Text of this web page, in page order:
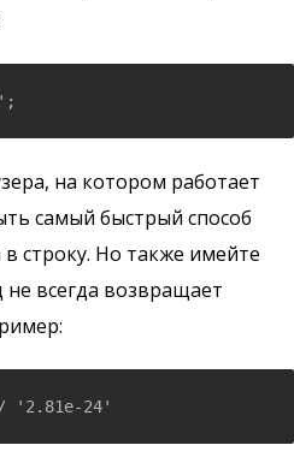
на котором работает
самый быстрый способ
строку. Но также имейте
всегда возвращает
'2.81e-24'